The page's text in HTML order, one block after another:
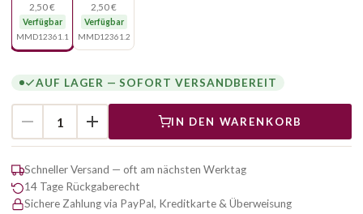
2,50 €
Verfügbar
MMD12361.1
2,50 €
Verfügbar
MMD12361.2
AUF LAGER — SOFORT VERSANDBEREIT
IN DEN WARENKORB
Schneller Versand — oft am nächsten Werktag
14 Tage Rückgaberecht
Sichere Zahlung via PayPal, Kreditkarte & Überweisung